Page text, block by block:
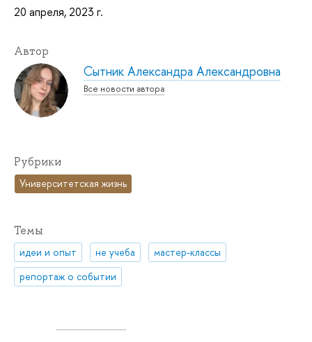
20 апреля, 2023 г.
Автор
Сытник Александра Александровна
Все новости автора
Рубрики
Университетская жизнь
Темы
идеи и опыт не учеба
мастер-классы
репортаж о событии